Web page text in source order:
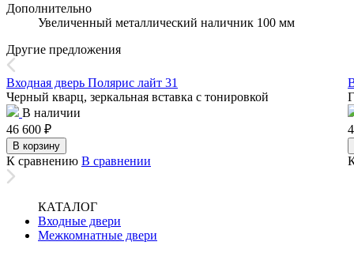
Дополнительно
Увеличенный металлический наличник 100 мм
Другие предложения
Входная дверь Полярис лайт 31
Черный кварц, зеркальная вставка с тонировкой
В наличии
46 600 ₽
В корзину
К сравнению В сравнении
КАТАЛОГ
Входные двери
Межкомнатные двери